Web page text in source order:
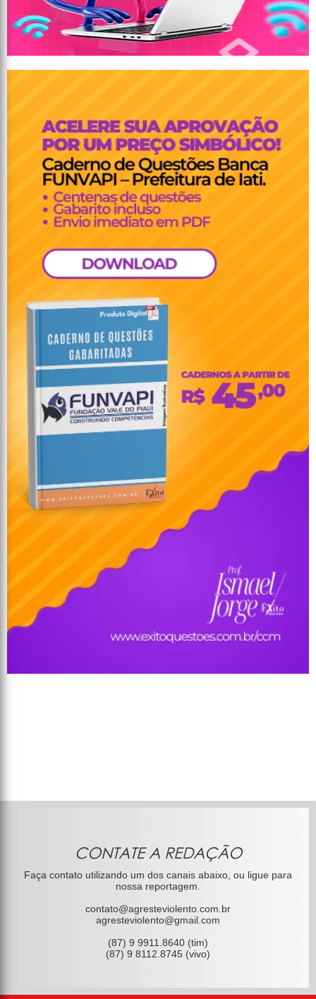
CONTATE A REDAÇÃO
Faça contato utilizando um dos canais abaixo, ou ligue para
nossa reportagem.
contato@agresteviolento.com.br
agresteviolento@gmail.com
(87) 9 9911.8640 (tim)
(87) 9 8112.8745 (vivo)